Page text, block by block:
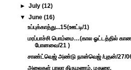
►July(12)
▼June(16)
உப்புக்காத்து...15(ஊட்டி/1)
மரப்பாச்சி பொம்மை…(கால ஓட்டத்தில்
போனவை/21 )
சாண்ட்வெஜ் அண்டு நான்வெஜ் /புதன்/27/
அலைகள் பாலா திருமணம். மதுரை.